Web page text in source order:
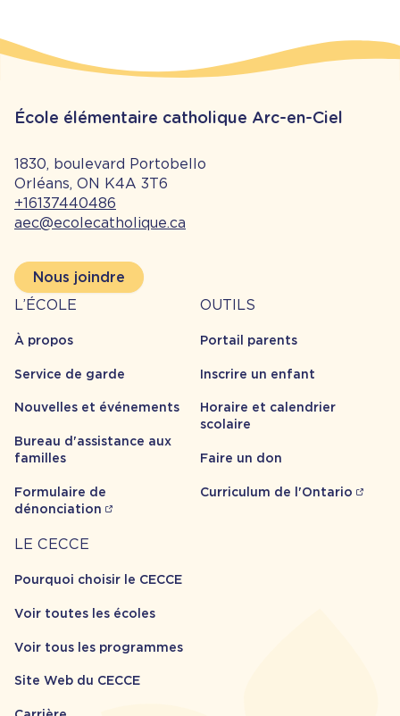
École élémentaire catholique Arc-en-Ciel
1830, boulevard Portobello
Orléans, ON K4A 3T6
+16137440486
aec@ecolecatholique.ca
Nous joindre
À
propos
L’ÉCOLE
À propos
Service de garde
Nouvelles et événements
Bureau d'assistance aux
familles
Formulaire de
dénonciation
Outils
OUTILS
Portail parents
Inscrire un enfant
Horaire et calendrier
scolaire
Faire un don
Curriculum de l'Ontario
Carrière
LE CECCE
Pourquoi choisir le CECCE
Voir toutes les écoles
Voir tous les programmes
Site Web du CECCE